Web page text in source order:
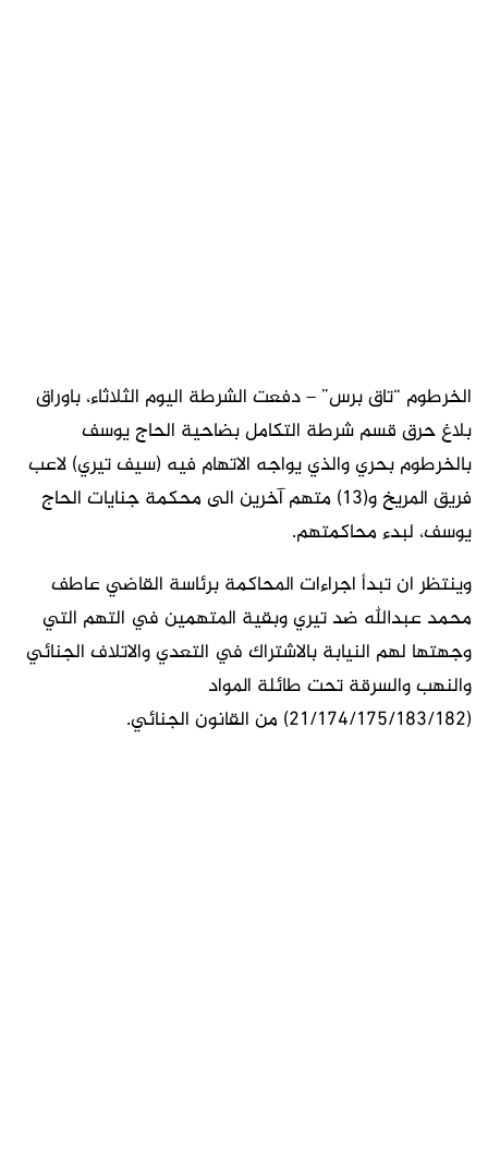
الخرطوم “تاق برس” – دفعت الشرطة اليوم الثلاثاء، باوراق
بلاغ حرق قسم شرطة التكامل بضاحية الحاج يوسف
بالخرطوم بحري والذي يواجه الاتهام فيه (سيف تيري) لاعب
فريق المريخ و(13) متهم آخرين الى محكمة جنايات الحاج
يوسف، لبدء محاكمتهم.
وينتظر ان تبدأ اجراءات المحاكمة برئاسة القاضي عاطف
محمد عبدالله ضد تيري وبقية المتهمين في التهم التي
وجهتها لهم النيابة بالاشتراك في التعدي والاتلاف الجنائي
والنهب والسرقة تحت طائلة المواد
(21/174/175/183/182) من القانون الجنائي.